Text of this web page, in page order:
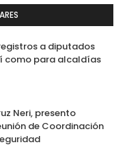
a diputados
como para alcaldías
Neri, presento
de Coordinación